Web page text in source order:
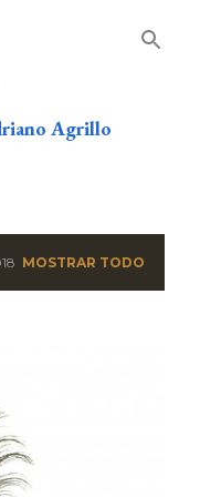
Agrillo
MOSTRAR TODO